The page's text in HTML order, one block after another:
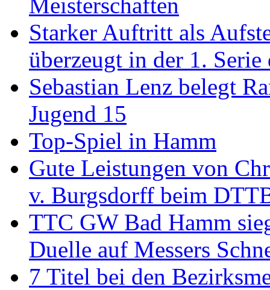
Starker Auftritt als
überzeugt in der 1.
Sebastian Lenz belegt
Jugend 15
Top-Spiel in Hamm
Gute Leistungen von
v. Burgsdorff beim
TTC GW Bad Hamm
Duelle auf Messers
7 Titel bei den